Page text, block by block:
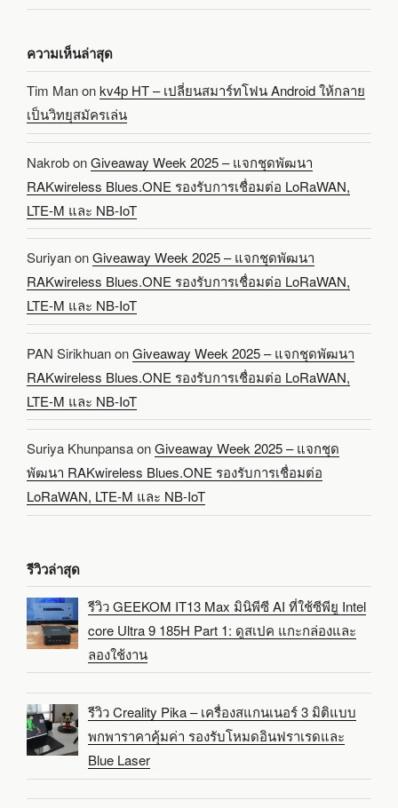
ความเห็นล่าสุด
Tim Manonkv4p HT – เปลี่ยนสมาร์ทโฟน Android ให้กลาย
เป็นวิทยุสมัครเล่น
NakrobonGiveaway Week 2025 – แจกชุดพัฒนา
RAKwireless Blues.ONE รองรับการเชื่อมต่อ LoRaWAN,
LTE-M และ NB-IoT
SuriyanonGiveaway Week 2025 – แจกชุดพัฒนา
RAKwireless Blues.ONE รองรับการเชื่อมต่อ LoRaWAN,
LTE-M และ NB-IoT
PAN SirikhuanonGiveaway Week 2025 – แจกชุดพัฒนา
RAKwireless Blues.ONE รองรับการเชื่อมต่อ LoRaWAN,
LTE-M และ NB-IoT
Suriya KhunpansaonGiveaway Week 2025 – แจกชุด
พัฒนา RAKwireless Blues.ONE รองรับการเชื่อมต่อ
LoRaWAN, LTE-M และ NB-IoT
รีวิวล่าสุด
รีวิว GEEKOM IT13 Max มินิพีซี AI ที่ใช้ซีพียู Intel
core Ultra 9 185H Part 1: ดูสเปค แกะกล่องและ
ลองใช้งาน
รีวิว Creality Pika – เครื่องสแกนเนอร์ 3 มิติแบบ
พกพาราคาคุ้มค่า รองรับโหมดอินฟราเรดและ
Blue Laser